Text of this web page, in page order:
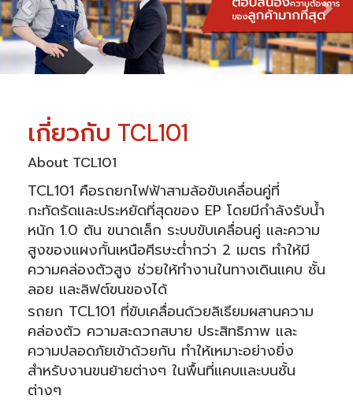
เกี่ยวกับ TCL101
About TCL101
TCL101 คือรถยกไฟฟ้าสามล้อขับเคลื่อนคู่ที่
กะทัดรัดและประหยัดที่สุดของ EP โดยมีกำลังรับน้ำ
หนัก 1.0 ตัน ขนาดเล็ก ระบบขับเคลื่อนคู่ และความ
สูงของแผงกั้นเหนือศีรษะต่ำกว่า 2 เมตร ทำให้มี
ความคล่องตัวสูง ช่วยให้ทำงานในทางเดินแคบ ชั้น
ลอย และลิฟต์ขนของได้
รถยก TCL101 ที่ขับเคลื่อนด้วยลิเธียมผสานความ
คล่องตัว ความสะดวกสบาย ประสิทธิภาพ และ
ความปลอดภัยเข้าด้วยกัน ทำให้เหมาะอย่างยิ่ง
สำหรับงานขนย้ายต่างๆ ในพื้นที่แคบและบนชั้น
ต่างๆ